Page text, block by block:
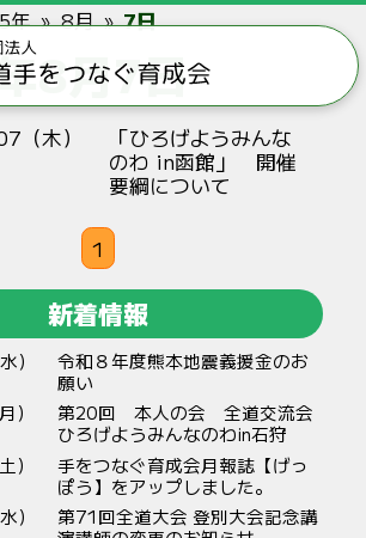
年 8月 7日
8月7日
木）
「ひろげようみんな
のわ in函館」 開催
要綱について
1
新着情報
）
令和８年度熊本地震義援金のお
願い
第20回 本人の会 全道交流会
ひろげようみんなのわin石狩
手をつなぐ育成会月報誌【げっ
ぽう】をアップしました。
）
第71回全道大会 登別大会記念講